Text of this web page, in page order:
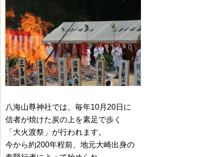
八海山尊神社では、毎年10月20日に
信者が焼けた炭の上を素足で歩く
「大火渡祭」が行われます。
今から約200年程前、地元大崎出身の